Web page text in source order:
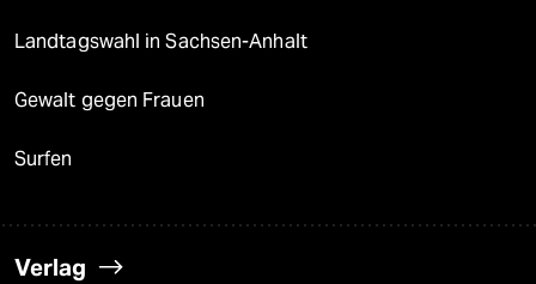
Landtagswahl in Sachsen-Anhalt
Gewalt gegen Frauen
Surfen
Verlag